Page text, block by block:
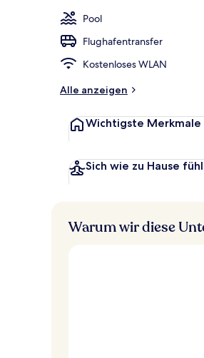
Pool
Flughafentransfer
Kostenloses WLAN
Alle anzeigen
Wichtigste Merkmale
Sich wie zu Hause
Warum wir diese